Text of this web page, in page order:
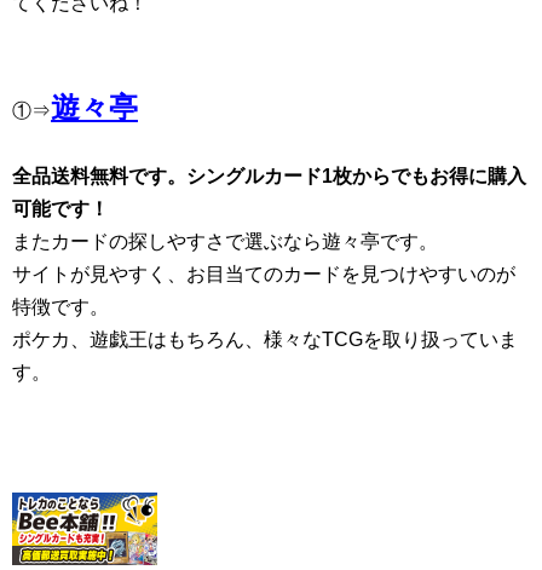
①⇒遊々亭
全品送料無料です。シングルカード1枚からでもお得に購入
可能です！
またカードの探しやすさで選ぶなら遊々亭です。
サイトが見やすく、お目当てのカードを見つけやすいのが
特徴です。
ポケカ、遊戯王はもちろん、様々なTCGを取り扱っていま
す。